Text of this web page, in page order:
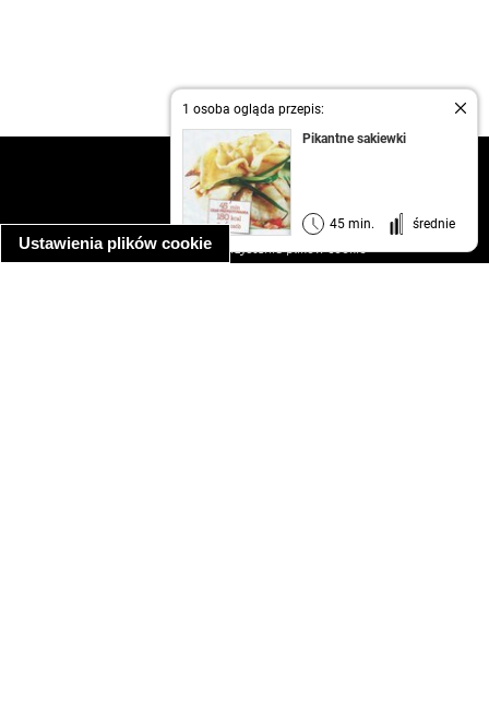
Ustawienia plików cookie
1 osoba ogląda przepis:
Pikantne sakiewki
45 min. średnie
kontakt
regulamin
informacja o prywatności
informacja o wykorzystaniu plików cookie